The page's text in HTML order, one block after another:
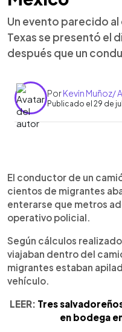
Un evento parecido
Texas se presentó el
después que un
PorKevin Muñoz/
Publicado el 29 de
► Escuchar
El conductor de un
cientos de migrantes
enterarse que metros
operativo policial.
Según cálculos
viajaban dentro del
migrantes estaban
vehículo.
LEER: Tres
en bodega